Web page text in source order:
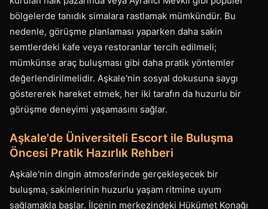
bölgelerde tanıdık simalara rastlamak mümkündür. Bu
nedenle, görüşme planlaması yaparken daha sakin
semtlerdeki kafe veya restoranlar tercih edilmeli;
mümkünse araç buluşması gibi daha pratik yöntemler
değerlendirilmelidir. Aşkale'nin sosyal dokusuna saygı
göstererek hareket etmek, her iki tarafın da huzurlu bir
görüşme deneyimi yaşamasını sağlar.
Aşkale'de Üniversiteli Escort ile Buluşma
Öncesi Pratik Hazırlık Rehberi
Aşkale'nin dingin atmosferinde gerçekleşecek bir
buluşma, sakinlerinin huzurlu yaşam ritmine uyum
sağlamakla başlar. İlçenin merkezindeki Hükümet Konağı